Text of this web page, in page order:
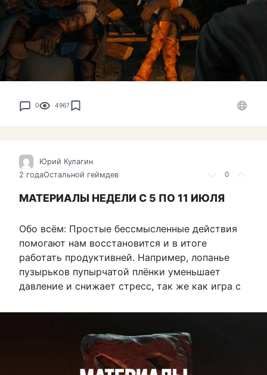
0 4967
0
Юрий Кулагин
2 годаОстальной геймдев
МАТЕРИАЛЫ НЕДЕЛИ С 5 ПО 11 ИЮЛЯ
Обо всём: Простые бессмысленные действия
помогают нам восстановится и в итоге
работать продуктивней. Например, лопанье
пузырьков пупырчатой плёнки уменьшает
давление и снижает стресс, так же как игра с